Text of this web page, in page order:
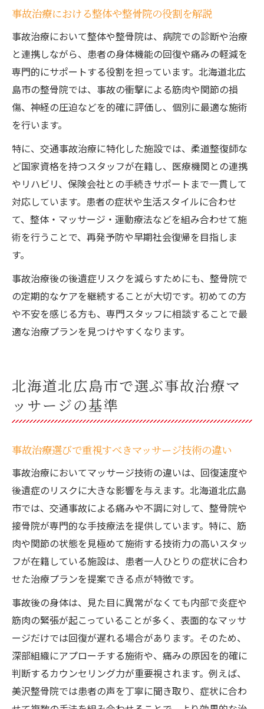
事故治療における整体や整骨院の役割を解説
事故治療において整体や整骨院は、病院での診断や治療
と連携しながら、患者の身体機能の回復や痛みの軽減を
専門的にサポートする役割を担っています。北海道北広
島市の整骨院では、事故の衝撃による筋肉や関節の損
傷、神経の圧迫などを的確に評価し、個別に最適な施術
を行います。
特に、交通事故治療に特化した施設では、柔道整復師な
ど国家資格を持つスタッフが在籍し、医療機関との連携
やリハビリ、保険会社との手続きサポートまで一貫して
対応しています。患者の症状や生活スタイルに合わせ
て、整体・マッサージ・運動療法などを組み合わせて施
術を行うことで、再発予防や早期社会復帰を目指しま
す。
事故治療後の後遺症リスクを減らすためにも、整骨院で
の定期的なケアを継続することが大切です。初めての方
や不安を感じる方も、専門スタッフに相談することで最
適な治療プランを見つけやすくなります。
北海道北広島市で選ぶ事故治療マ
ッサージの基準
事故治療選びで重視すべきマッサージ技術の違い
事故治療においてマッサージ技術の違いは、回復速度や
後遺症のリスクに大きな影響を与えます。北海道北広島
市では、交通事故による痛みや不調に対して、整骨院や
接骨院が専門的な手技療法を提供しています。特に、筋
肉や関節の状態を見極めて施術する技術力の高いスタッ
フが在籍している施設は、患者一人ひとりの症状に合わ
せた治療プランを提案できる点が特徴です。
事故後の身体は、見た目に異常がなくても内部で炎症や
筋肉の緊張が起こっていることが多く、表面的なマッサ
ージだけでは回復が遅れる場合があります。そのため、
深部組織にアプローチする施術や、痛みの原因を的確に
判断するカウンセリング力が重要視されます。例えば、
美沢整骨院では患者の声を丁寧に聞き取り、症状に合わ